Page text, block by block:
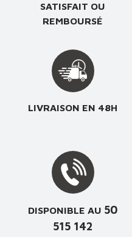
SATISFAIT OU
REMBOURSÉ
LIVRAISON EN 48H
DISPONIBLE AU 50
515 142